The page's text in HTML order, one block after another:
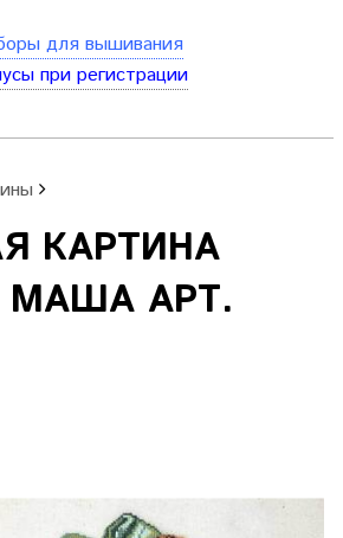
для вышивания
при регистрации
КАРТИНА
АРТ.